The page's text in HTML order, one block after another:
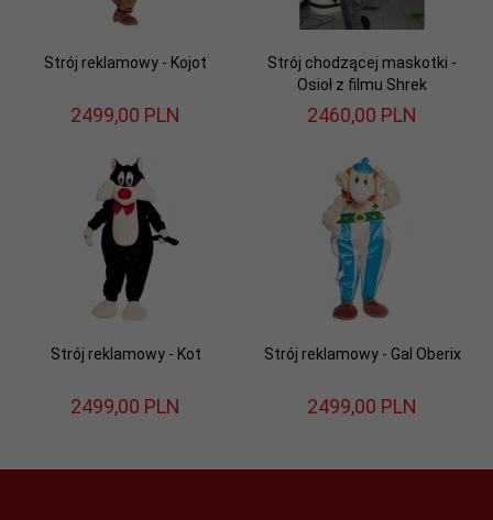
Strój reklamowy - Kojot
2499,00 PLN
Strój chodzącej maskotki -
Osioł z filmu Shrek
2460,00 PLN
Strój reklamowy - Kot
2499,00 PLN
Strój reklamowy - Gal Oberix
2499,00 PLN